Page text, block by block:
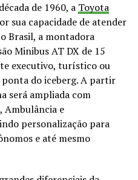
de 1960, a Toyota
sua capacidade de atender
Brasil, a montadora
Minibus AT DX de 15
executivo, turístico ou
ponta do iceberg. A partir
será ampliada com
Ambulância e
personalização para
e até mesmo